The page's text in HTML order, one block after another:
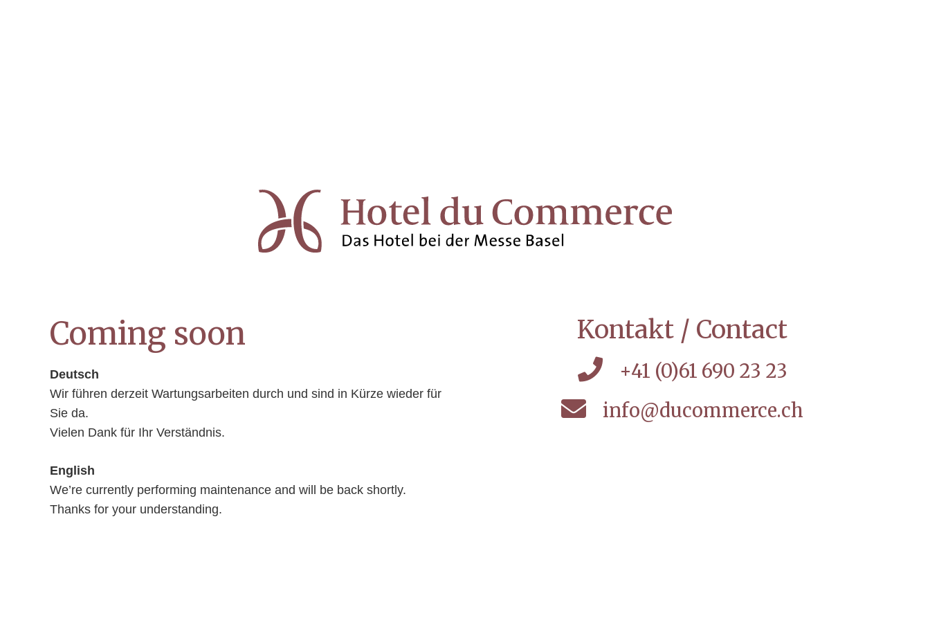
Coming soon
Deutsch
Wir führen derzeit Wartungsarbeiten durch und sind in Kürze wieder für
Sie da.
Vielen Dank für Ihr Verständnis.
English
We’re currently performing maintenance and will be back shortly.
Thanks for your understanding.
Kontakt / Contact
+41 (0)61 690 23 23
info@ducommerce.ch